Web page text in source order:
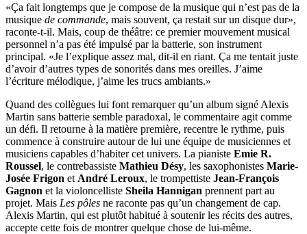
«Ça fait longtemps que je compose de la musique qui n’est pas de la
musique de commande, mais souvent, ça restait sur un disque dur»,
raconte-t-il. Mais, coup de théâtre: ce premier mouvement musical
personnel n’a pas été impulsé par la batterie, son instrument
principal. «Je l’explique assez mal, dit-il en riant. Ça me tentait juste
d’avoir d’autres types de sonorités dans mes oreilles. J’aime
l’écriture mélodique, j’aime les trucs ambiants.»
Quand des collègues lui font remarquer qu’un album signé Alexis
Martin sans batterie semble paradoxal, le commentaire agit comme
un défi. Il retourne à la matière première, recentre le rythme, puis
commence à construire autour de lui une équipe de musiciennes et
musiciens capables d’habiter cet univers. La pianiste Emie R.
Roussel, le contrebassiste Mathieu Désy, les saxophonistes Marie-
Josée Frigon et André Leroux, le trompettiste Jean-François
Gagnon et la violoncelliste Sheila Hannigan prennent part au
projet. Mais Les pôles ne raconte pas qu’un changement de cap.
Alexis Martin, qui est plutôt habitué à soutenir les récits des autres,
accepte cette fois de montrer quelque chose de lui-même.